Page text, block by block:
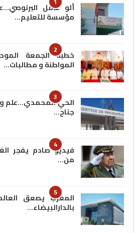
ألو عامل
مؤسسة للتعليم…
2
خطبة الجمعة
المواطنة و مطالبات…
3
الحي المحمدي…علم
جناح…
4
فيديو صادم يفجر
من…
5
المغرب يصعق
بالدارالبيضاء…